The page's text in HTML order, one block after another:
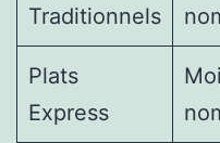
Traditionnels
Plats
Express